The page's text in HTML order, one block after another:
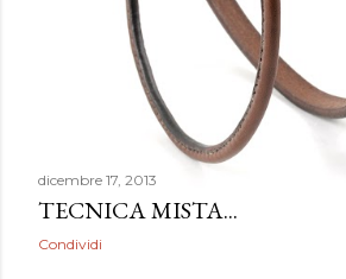
dicembre 17, 2013
TECNICA MISTA...
Condividi